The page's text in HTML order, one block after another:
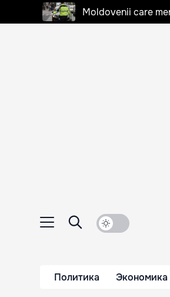
Moldovenii care
Политика Экономика